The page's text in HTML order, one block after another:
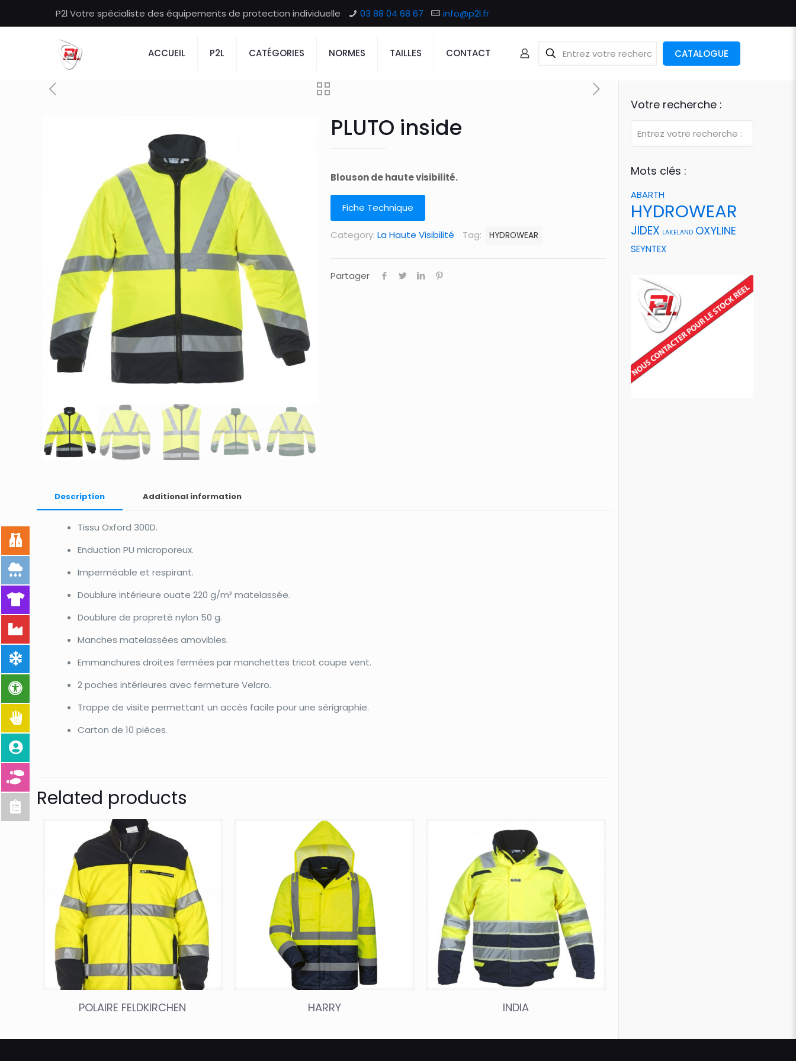
P2l Votre spécialiste des équipements de protection individuelle 03 88 04 68 67 info@p2l.fr
ACCUEIL P2L CATÉGORIES NORMES TAILLES CONTACT CATALOGUE
PLUTO inside
Blouson de haute visibilité.
Fiche Technique
Category: La Haute Visibilité Tag: HYDROWEAR
Partager
Description Additional information
Tissu Oxford 300D.
Enduction PU microporeux.
Imperméable et respirant.
Doublure intérieure ouate 220 g/m² matelassée.
Doublure de propreté nylon 50 g.
Manches matelassées amovibles.
Emmanchures droites fermées par manchettes tricot coupe vent.
2 poches intérieures avec fermeture Velcro.
Trappe de visite permettant un accès facile pour une sérigraphie.
Carton de 10 pièces.
Related products
POLAIRE FELDKIRCHEN HARRY INDIA
Votre recherche :
Mots clés :
ABARTH
HYDROWEAR
JIDEX LAKELAND OXYLINE
SEYNTEX